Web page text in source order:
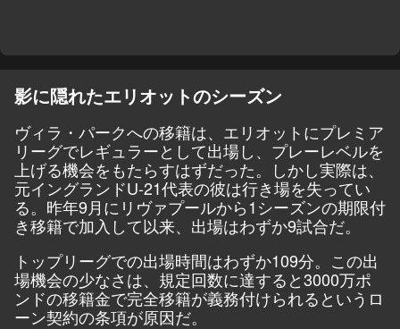
影に隠れたエリオットのシーズン
ヴィラ・パークへの移籍は、エリオットにプレミア
リーグでレギュラーとして出場し、プレーレベルを
上げる機会をもたらすはずだった。しかし実際は、
元イングランドU-21代表の彼は行き場を失ってい
る。昨年9月にリヴァプールから1シーズンの期限付
き移籍で加入して以来、出場はわずか9試合だ。
トップリーグでの出場時間はわずか109分。この出
場機会の少なさは、規定回数に達すると3000万ポ
ンドの移籍金で完全移籍が義務付けられるというロ
ーン契約の条項が原因だ。